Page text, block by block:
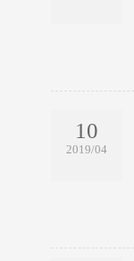
10
2019/04